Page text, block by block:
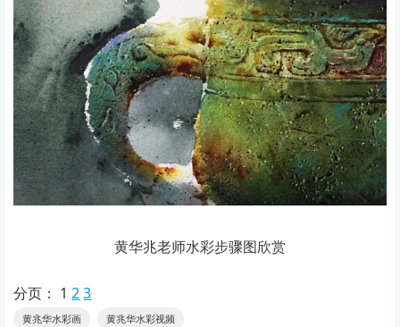
黄华兆老师水彩步骤图欣赏
分页： 1 2 3
黄兆华水彩画 黄兆华水彩视频